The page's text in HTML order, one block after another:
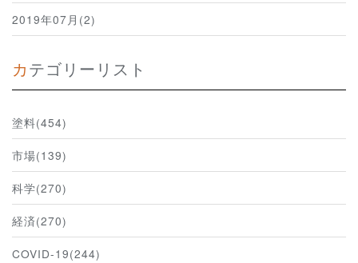
2019年07月(2)
カテゴリーリスト
塗料(454)
市場(139)
科学(270)
経済(270)
COVID-19(244)